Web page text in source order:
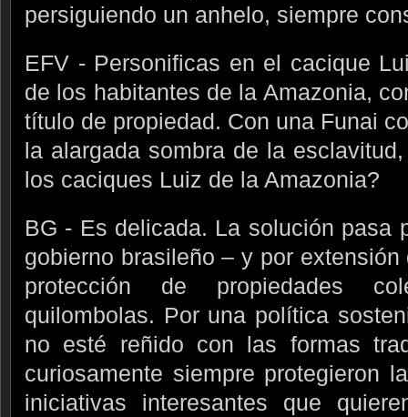
persiguiendo un anhelo, siempre
EFV - Personificas en el cacique
de los habitantes de la Amazonia,
título de propiedad. Con una Funai
la alargada sombra de la
los caciques Luiz de la Amazonia?
BG - Es delicada. La solución pasa
gobierno brasileño – y por
protección de propiedades
quilombolas. Por una política
no esté reñido con las formas
curiosamente siempre protegieron
iniciativas interesantes que